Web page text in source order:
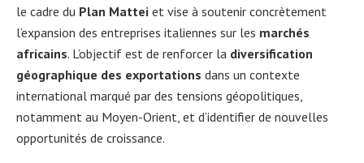
le cadre du Plan Mattei et vise à soutenir concrètement
l’expansion des entreprises italiennes sur les marchés
africains. L’objectif est de renforcer la diversification
géographique des exportations dans un contexte
international marqué par des tensions géopolitiques,
notamment au Moyen-Orient, et d’identifier de nouvelles
opportunités de croissance.